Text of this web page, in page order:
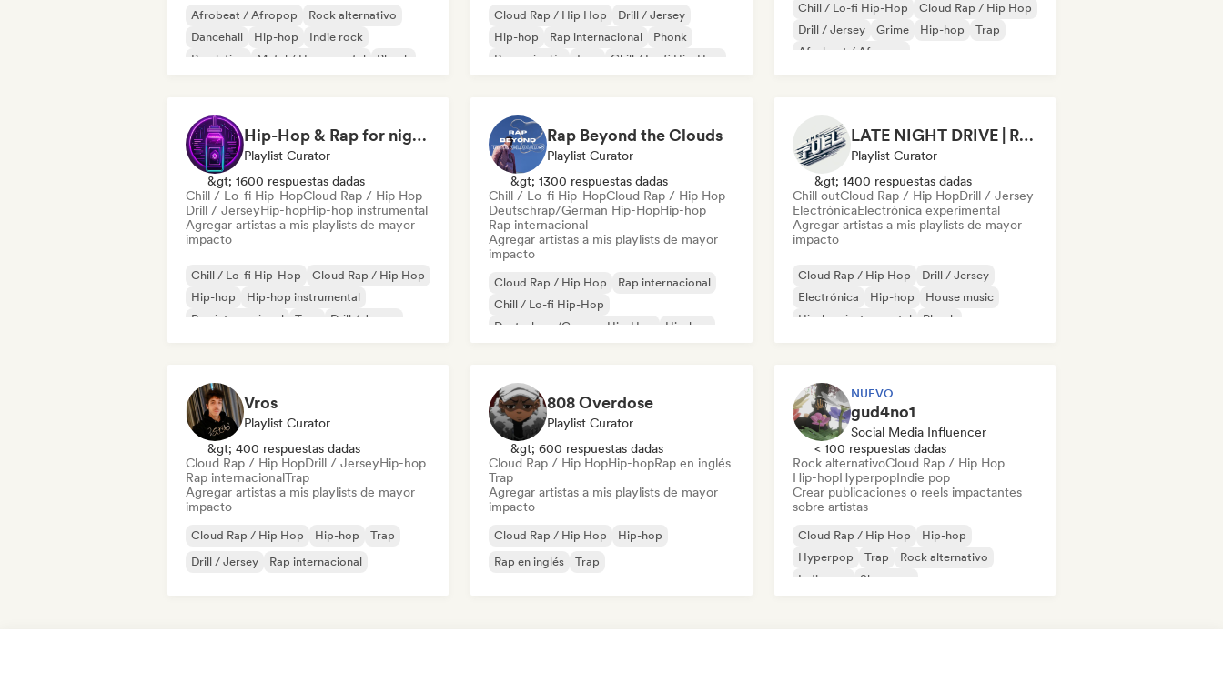
Afrobeat / Afropop
Rock alternativo
Dancehall
Hip-hop
Indie rock
Pop latino
Metal / Heavy metal Phonk
Cloud Rap / Hip Hop
Drill / Jersey
Hip-hop
Rap internacional
Phonk
Rap en inglés
Trap Chill / Lo-fi Hip-Hop
Chill / Lo-fi Hip-Hop
Cloud Rap / Hip Hop
Drill / Jersey
Grime Hip-hop
Trap
Afrobeat / Afropop
Hip-Hop & Rap for night vibes
Playlist Curator
&gt; 1600 respuestas dadas
Chill / Lo-fi Hip-HopCloud Rap / Hip Hop
Drill / JerseyHip-hopHip-hop instrumental
Agregar artistas a mis playlists de mayor
impacto
Chill / Lo-fi Hip-Hop
Cloud Rap / Hip Hop
Hip-hop
Hip-hop instrumental
Rap internacional
Trap
Drill / Jersey
Rap Beyond the Clouds
Playlist Curator
&gt; 1300 respuestas dadas
Chill / Lo-fi Hip-HopCloud Rap / Hip Hop
Deutschrap/German Hip-HopHip-hop
Rap internacional
Agregar artistas a mis playlists de mayor
impacto
Cloud Rap / Hip Hop
Rap internacional
Chill / Lo-fi Hip-Hop
Deutschrap/German Hip-Hop
Hip-hop
LATE NIGHT DRIVE | RACE CAR MUSIC (by THEFUEL)
Playlist Curator
&gt; 1400 respuestas dadas
Chill outCloud Rap / Hip HopDrill / Jersey
ElectrónicaElectrónica experimental
Agregar artistas a mis playlists de mayor
impacto
Cloud Rap / Hip Hop
Drill / Jersey
Electrónica
Hip-hop
House music
Hip-hop instrumental
Phonk
Vros
Playlist Curator
&gt; 400 respuestas dadas
Cloud Rap / Hip HopDrill / JerseyHip-hop
Rap internacionalTrap
Agregar artistas a mis playlists de mayor
impacto
Cloud Rap / Hip Hop Hip-hop
Trap
Drill / Jersey
Rap internacional
808 Overdose
Playlist Curator
&gt; 600 respuestas dadas
Cloud Rap / Hip HopHip-hopRap en inglés
Trap
Agregar artistas a mis playlists de mayor
impacto
Cloud Rap / Hip Hop
Hip-hop
Rap en inglés
Trap
NUEVO
gud4no1
Social Media Influencer
< 100 respuestas dadas
Rock alternativoCloud Rap / Hip Hop
Hip-hopHyperpopIndie pop
Crear publicaciones o reels impactantes
sobre artistas
Cloud Rap / Hip Hop
Hip-hop
Hyperpop
Trap
Rock alternativo
Indie pop
Shoegaze